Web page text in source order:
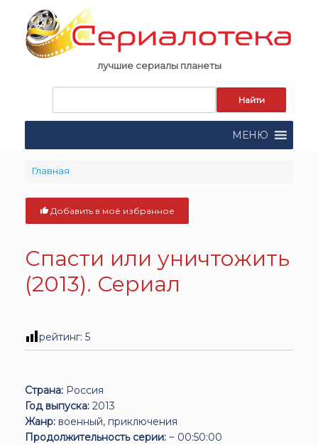
content
лучшие сериалы планеты
поиска:
МЕНЮ
Главная
Добавить в моё избранное
Спасти или уничтожить
(2013). Сериал
рейтинг: 5
Страна: Россия
Год выпуска: 2013
Жанр: военный, приключения
Продолжительность серии: ~ 00:50:00